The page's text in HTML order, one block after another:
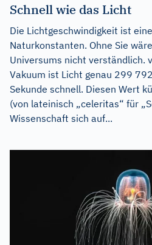
Schnell wie das Licht
Die Lichtgeschwindigkeit ist
Naturkonstanten. Ohne Sie
Universums nicht verständlich.
Vakuum ist Licht genau 299
Sekunde schnell. Diesen Wert
(von lateinisch „celeritas“ für
Wissenschaft sich auf...